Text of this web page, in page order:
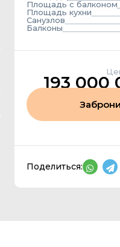
Площадь с балконом
Площадь кухни
Санузлов
Балконы
193 000
Поделиться: